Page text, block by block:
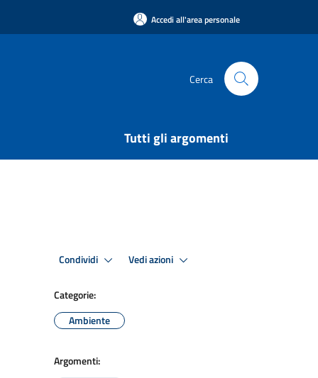
Accedi all'area personale
Cerca
Tutti gli argomenti
Condividi Vedi azioni
Categorie:
Ambiente
Argomenti: